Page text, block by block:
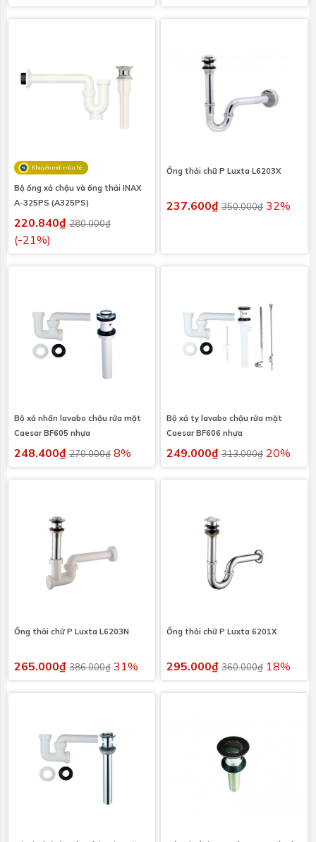
Khuyến mãi mùa hè
Bộ ống xả chậu và ống thải INAX
A-325PS (A325PS)
220.840₫ 280.000₫
(-21%)
Ống thải chữ P Luxta L6203X
237.600₫ 350.000₫ 32%
Bộ xả nhấn lavabo chậu rửa mặt
Caesar BF605 nhựa
248.400₫ 270.000₫ 8%
Bộ xả ty lavabo chậu rửa mặt
Caesar BF606 nhựa
249.000₫ 313.000₫ 20%
Ống thải chữ P Luxta L6203N
265.000₫ 386.000₫ 31%
Ống thải chữ P Luxta 6201X
295.000₫ 360.000₫ 18%